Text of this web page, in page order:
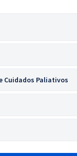
Cuidados Paliativos